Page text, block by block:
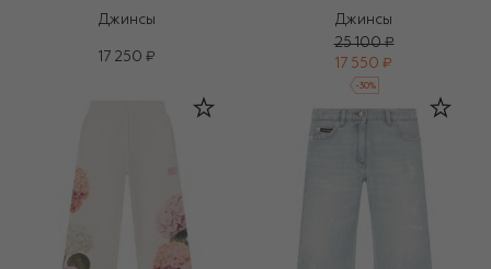
Джинсы
17 250 ₽
Джинсы
25 100 ₽
17 550 ₽
-30%